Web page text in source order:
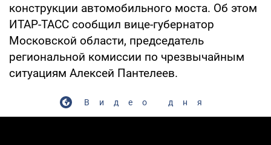
конструкции автомобильного моста. Об этом
ИТАР-ТАСС сообщил вице-губернатор
Московской области, председатель
региональной комиссии по чрезвычайным
ситуациям Алексей Пантелеев.
Видео дня